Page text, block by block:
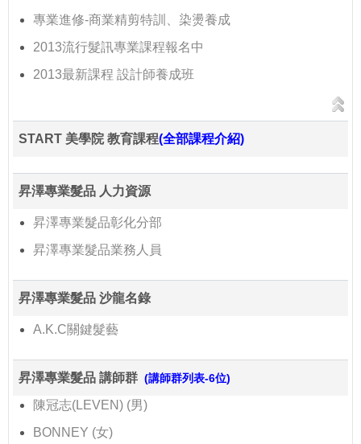
專業進修-商業精剪特訓、染燙養成
2013流行髮訊專業課程報名中
2013最新課程 設計師養成班
START 美學院 教育課程(全部課程介紹)
昇澤專業髮品 人力資源
昇澤專業髮品彰化分部
昇澤專業髮品業務人員
昇澤專業髮品 沙龍名錄
A.K.C關鍵髮藝
昇澤專業髮品 講師群 (講師群列表-6位)
陳冠志(LEVEN) (男)
BONNEY (女)